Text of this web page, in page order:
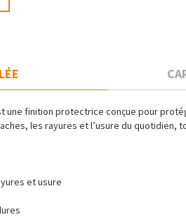
une finition protectrice conçue pour
les rayures et l’usure du
et usure